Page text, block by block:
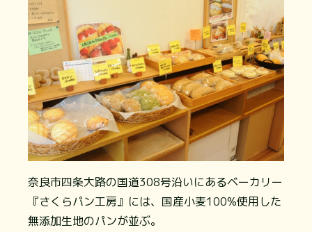
奈良市四条大路の国道308号沿いにあるベーカリー
『さくらパン工房』には、国産小麦100%使用した
無添加生地のパンが並ぶ。